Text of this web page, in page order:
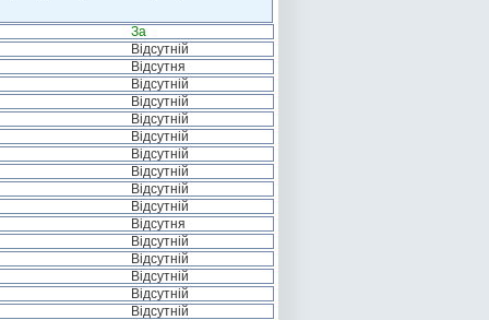
За
Відсутній
Відсутня
Відсутній
Відсутній
Відсутній
Відсутній
Відсутній
Відсутній
Відсутній
Відсутній
Відсутня
Відсутній
Відсутній
Відсутній
Відсутній
Відсутній